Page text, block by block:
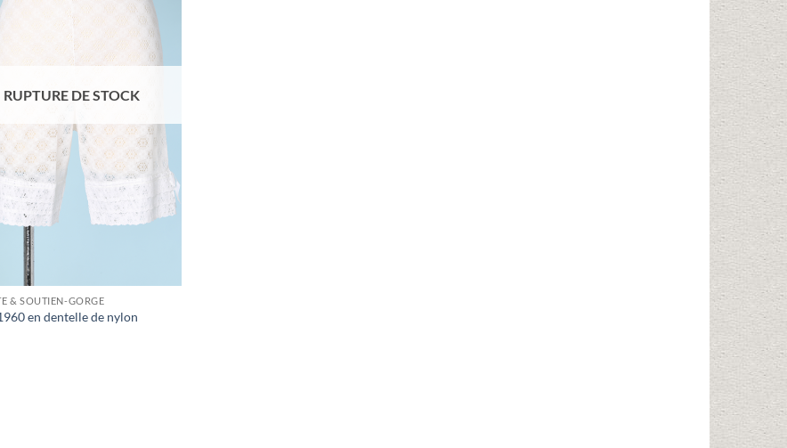
RUPTURE DE STOCK
& SOUTIEN-GORGE
en dentelle de nylon